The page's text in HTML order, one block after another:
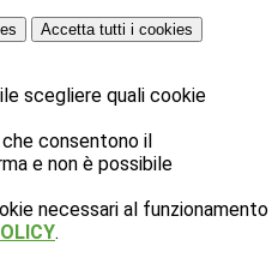
Accetta tutti i cookies
scegliere quali cookie
consentono il
e non è possibile
necessari al funzionamento
.